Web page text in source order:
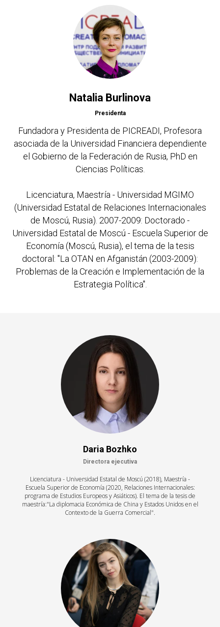
Natalia Burlinova
Presidenta
Fundadora y Presidenta de PICREADI, Profesora
asociada de la Universidad Financiera dependiente
el Gobierno de la Federación de Rusia, PhD en
Ciencias Políticas.
Licenciatura, Maestría - Universidad MGIMO
(Universidad Estatal de Relaciones Internacionales
de Moscú, Rusia). 2007-2009: Doctorado -
Universidad Estatal de Moscú - Escuela Superior de
Economía (Moscú, Rusia), el tema de la tesis
doctoral: "La OTAN en Afganistán (2003-2009):
Problemas de la Creación e Implementación de la
Estrategia Política".
Daria Bozhko
Directora ejecutiva
Licenciatura - Universidad Estatal de Moscú (2018), Maestría -
Escuela Superior de Economía (2020, Relaciones Internacionales:
programa de Estudios Europeos y Asiáticos). El tema de la tesis de
maestría:"La diplomacia Económica de China y Estados Unidos en el
Contexto de la Guerra Comercial".